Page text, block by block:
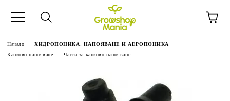
Начало
ХИДРОПОНИКА, НАПОЯВАНЕ И АЕРОПОНИКА
Капково напояване
Части за капково напояване